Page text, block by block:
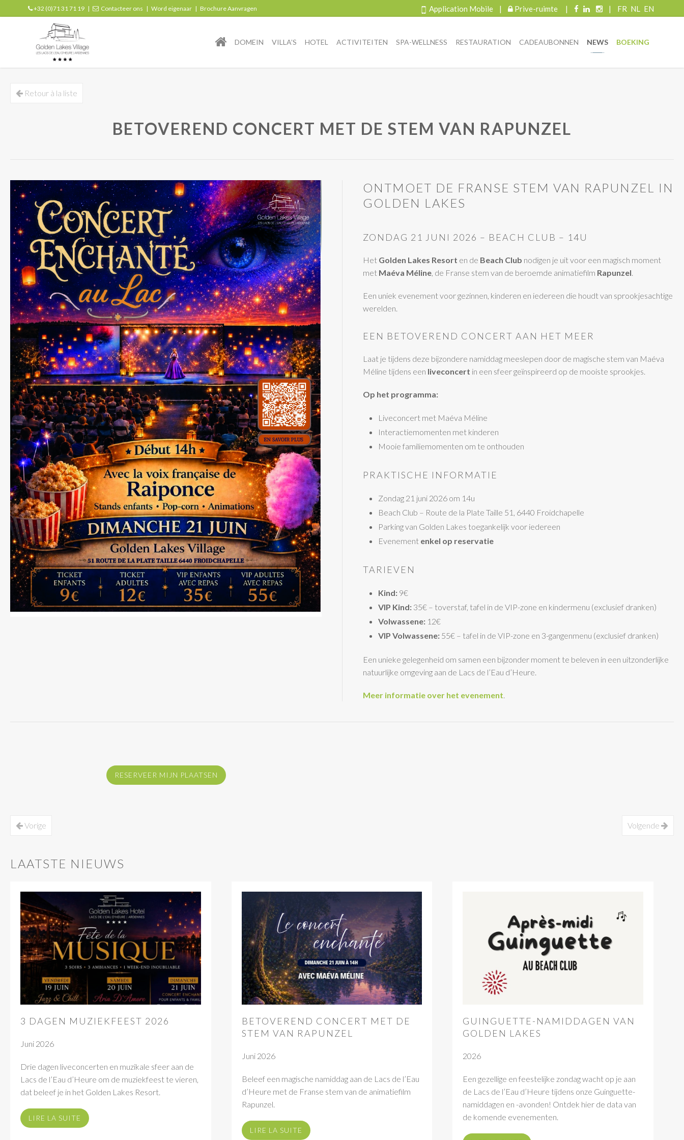
+32 (0)71 31 71 19 | Contacteer ons | Word eigenaar | Brochure Aanvragen
| r
Application Mobile | Prive-ruimte | | FR NL EN
DOMEIN VILLA’S HOTEL ACTIVITEITEN SPA-WELLNESS RESTAURATION CADEAUBONNEN NEWS BOEKING
Retour à la liste
BETOVEREND CONCERT MET DE STEM VAN RAPUNZEL
ONTMOET DE FRANSE STEM VAN RAPUNZEL IN
GOLDEN LAKES
ZONDAG 21 JUNI 2026 – BEACH CLUB – 14U
Het Golden Lakes Resort en de Beach Club nodigen je uit voor een magisch moment
met Maéva Méline, de Franse stem van de beroemde animatiefilm Rapunzel.
Een uniek evenement voor gezinnen, kinderen en iedereen die houdt van sprookjesachtige
werelden.
EEN BETOVEREND CONCERT AAN HET MEER
Laat je tijdens deze bijzondere namiddag meeslepen door de magische stem van Maéva
Méline tijdens een liveconcert in een sfeer geïnspireerd op de mooiste sprookjes.
Op het programma:
Liveconcert met Maéva Méline
Interactiemomenten met kinderen
Mooie familiemomenten om te onthouden
PRAKTISCHE INFORMATIE
Zondag 21 juni 2026 om 14u
Beach Club – Route de la Plate Taille 51, 6440 Froidchapelle
Parking van Golden Lakes toegankelijk voor iedereen
Evenement enkel op reservatie
TARIEVEN
Kind: 9€
VIP Kind: 35€ – toverstaf, tafel in de VIP-zone en kindermenu (exclusief dranken)
Volwassene: 12€
VIP Volwassene: 55€ – tafel in de VIP-zone en 3-gangenmenu (exclusief dranken)
Een unieke gelegenheid om samen een bijzonder moment te beleven in een uitzonderlijke
natuurlijke omgeving aan de Lacs de l’Eau d’Heure.
Meer informatie over het evenement.
RESERVEER MIJN PLAATSEN
Vorige Volgende
LAATSTE NIEUWS
3 DAGEN MUZIEKFEEST 2026
Juni 2026
Drie dagen liveconcerten en muzikale sfeer aan de
Lacs de l’Eau d’Heure om de muziekfeest te vieren,
dat beleef je in het Golden Lakes Resort.
LIRE LA SUITE
BETOVEREND CONCERT MET DE
STEM VAN RAPUNZEL
Juni 2026
Beleef een magische namiddag aan de Lacs de l’Eau
d’Heure met de Franse stem van de animatiefilm
Rapunzel.
LIRE LA SUITE
GUINGUETTE-NAMIDDAGEN VAN
GOLDEN LAKES
2026
Een gezellige en feestelijke zondag wacht op je aan
de Lacs de l’Eau d’Heure tijdens onze Guinguette-
namiddagen en -avonden! Ontdek hier de data van
de komende evenementen.